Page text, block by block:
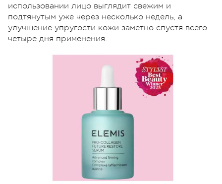
использовании лицо выглядит свежим и
подтянутым уже через несколько недель, а
улучшение упругости кожи заметно спустя всего
четыре дня применения.